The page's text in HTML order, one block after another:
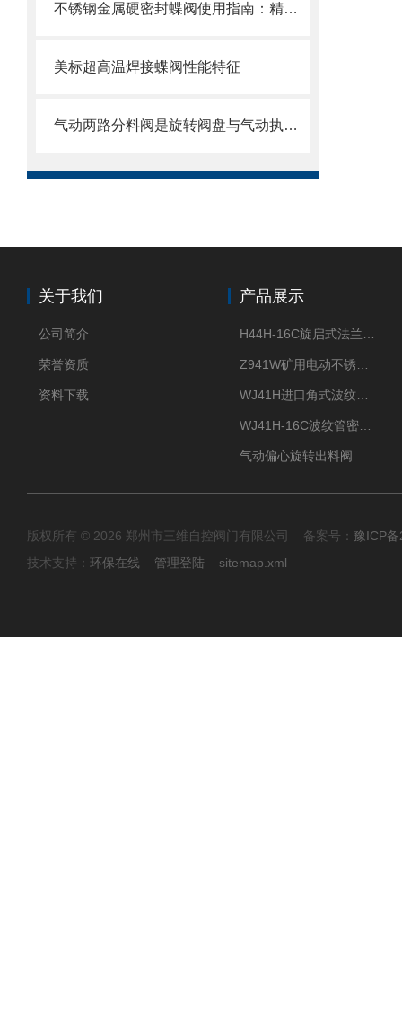
不锈钢金属硬密封蝶阀使用指南：精准操作以保障长久密封
美标超高温焊接蝶阀性能特征
气动两路分料阀是旋转阀盘与气动执行器的“智能分流密码”
关于我们
公司简介
荣誉资质
资料下载
产品展示
气动偏心旋转出料阀
版权所有 © 2026 郑州市三维自控阀门有限公司 备案号： 豫ICP
技术支持： 环保在线 管理登陆 sitemap.xml